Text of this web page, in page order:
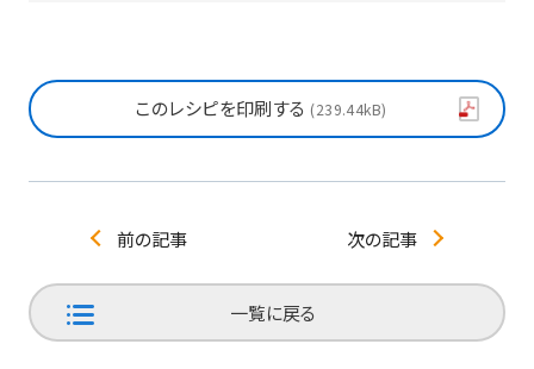
このレシピを印刷する 239.44kB
前の記事 次の記事
一覧に戻る